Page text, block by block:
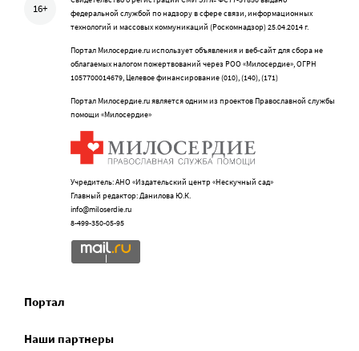
16+
федеральной службой по надзору в сфере связи, информационных
технологий и массовых коммуникаций (Роскомнадзор) 25.04.2014 г.
Портал Милосердие.ru использует объявления и веб-сайт для сбора не
облагаемых налогом пожертвований через РОО «Милосердие», ОГРН
1057700014679, Целевое финансирование (010), (140), (171)
Портал Милосердие.ru является одним из проектов Православной службы
помощи «Милосердие»
Учредитель: АНО «Издательский центр «Нескучный сад»
Главный редактор: Данилова Ю.К.
info@miloserdie.ru
8-499-350-05-95
Портал
Наши партнеры